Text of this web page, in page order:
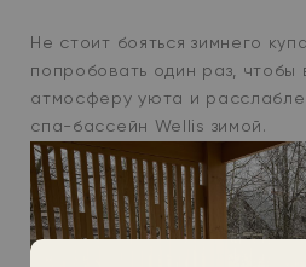
Не стоит бояться зимнего
попробовать один раз, чтобы
атмосферу уюта и
спа-бассейн Wellis зимой.